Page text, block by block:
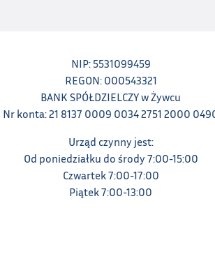
NIP: 5531099459
REGON: 000543321
BANK SPÓŁDZIELCZY w Żywcu
Nr konta: 21 8137 0009 0034 2751 2000
Urząd czynny jest:
Od poniedziałku do środy 7:00-15:00
Czwartek 7:00-17:00
Piątek 7:00-13:00